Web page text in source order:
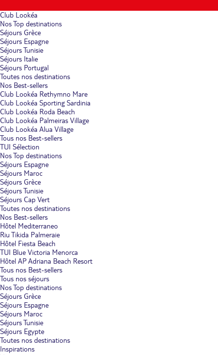
Club Lookéa
Nos Top destinations
Séjours Grèce
Séjours Espagne
Séjours Tunisie
Séjours Italie
Séjours Portugal
Toutes nos destinations
Nos Best-sellers
Club Lookéa Rethymno Mare
Club Lookéa Sporting Sardinia
Club Lookéa Roda Beach
Club Lookéa Palmeiras Village
Club Lookéa Alua Village
Tous nos Best-sellers
TUI Sélection
Nos Top destinations
Séjours Espagne
Séjours Maroc
Séjours Grèce
Séjours Tunisie
Séjours Cap Vert
Toutes nos destinations
Nos Best-sellers
Hôtel Mediterraneo
Riu Tikida Palmeraie
Hôtel Fiesta Beach
TUI Blue Victoria Menorca
Hôtel AP Adriana Beach Resort
Tous nos Best-sellers
Tous nos séjours
Nos Top destinations
Séjours Grèce
Séjours Espagne
Séjours Maroc
Séjours Tunisie
Séjours Egypte
Toutes nos destinations
Inspirations